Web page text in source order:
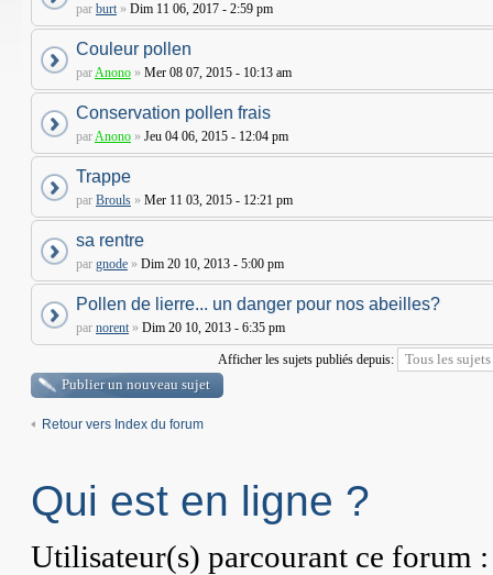
par burt » Dim 11 06, 2017 - 2:59 pm
Couleur pollen
parAnono » Mer 08 07, 2015 - 10:13 am
Conservation pollen frais
parAnono » Jeu 04 06, 2015 - 12:04 pm
Trappe
par Brouls » Mer 11 03, 2015 - 12:21 pm
sa rentre
par gnode » Dim 20 10, 2013 - 5:00 pm
Pollen de lierre... un danger pour nos abeilles?
par norent » Dim 20 10, 2013 - 6:35 pm
Afficher les sujets publiés depuis:
Publier un nouveau sujet
Retour vers Index du forum
Qui est en ligne ?
Utilisateur(s) parcourant ce forum